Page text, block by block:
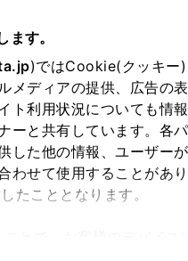
す。
)ではCookie(クッキー
メディアの提供、広告の
ト利用状況についても情
ーと共有しています。各
した他の情報、ユーザー
わせて使用することがあ
たこととなります。